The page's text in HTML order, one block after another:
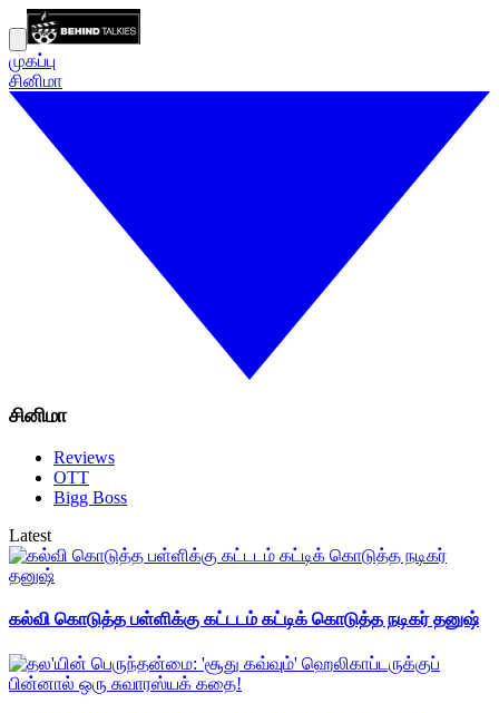
முகப்பு
சினிமா
சினிமா
Reviews
OTT
Bigg Boss
Latest
கல்வி கொடுத்த பள்ளிக்கு கட்டடம் கட்டிக் கொடுத்த நடிகர் தனுஷ்